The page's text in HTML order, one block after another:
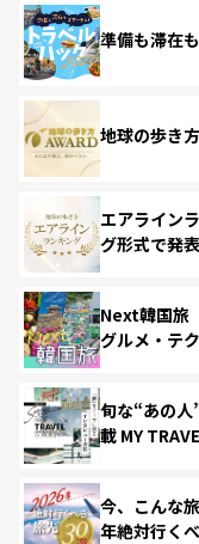
準備も滞在
地球の歩き
エアライン
グ形式で発表
Next韓国旅
グルメ・テ
旬な“あの人
載 MY
今、こんな
年絶対行く